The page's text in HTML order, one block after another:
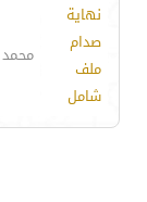
نهاية
صدام
ملف
شامل